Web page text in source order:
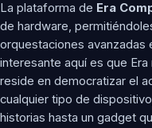
La plataforma de Era
de hardware,
orquestaciones avanzadas
interesante aquí es que
reside en democratizar el
cualquier tipo de
historias hasta un gadget